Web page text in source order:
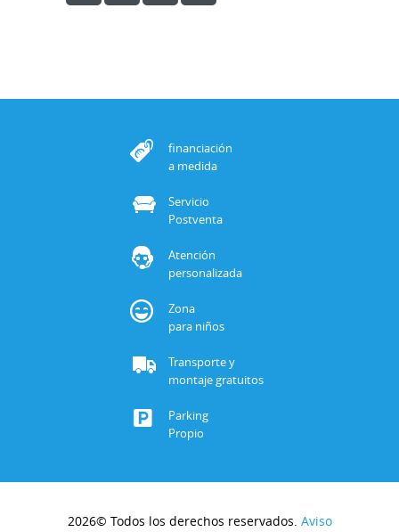
financiación
a medida
Servicio
Postventa
Atención
personalizada
Zona
para niños
Transporte y
montaje gratuitos
Parking
Propio
2026© Todos los derechos reservados. Aviso